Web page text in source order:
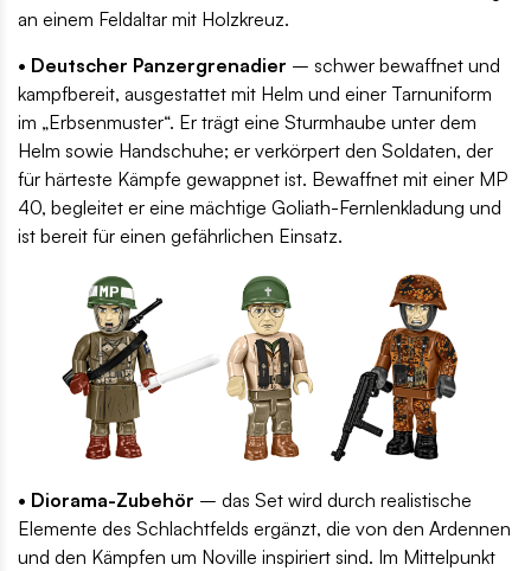
an einem Feldaltar mit Holzkreuz.
• Deutscher Panzergrenadier – schwer bewaffnet und
kampfbereit, ausgestattet mit Helm und einer Tarnuniform
im „Erbsenmuster“. Er trägt eine Sturmhaube unter dem
Helm sowie Handschuhe; er verkörpert den Soldaten, der
für härteste Kämpfe gewappnet ist. Bewaffnet mit einer MP
40, begleitet er eine mächtige Goliath-Fernlenkladung und
ist bereit für einen gefährlichen Einsatz.
• Diorama-Zubehör – das Set wird durch realistische
Elemente des Schlachtfelds ergänzt, die von den Ardennen
und den Kämpfen um Noville inspiriert sind. Im Mittelpunkt